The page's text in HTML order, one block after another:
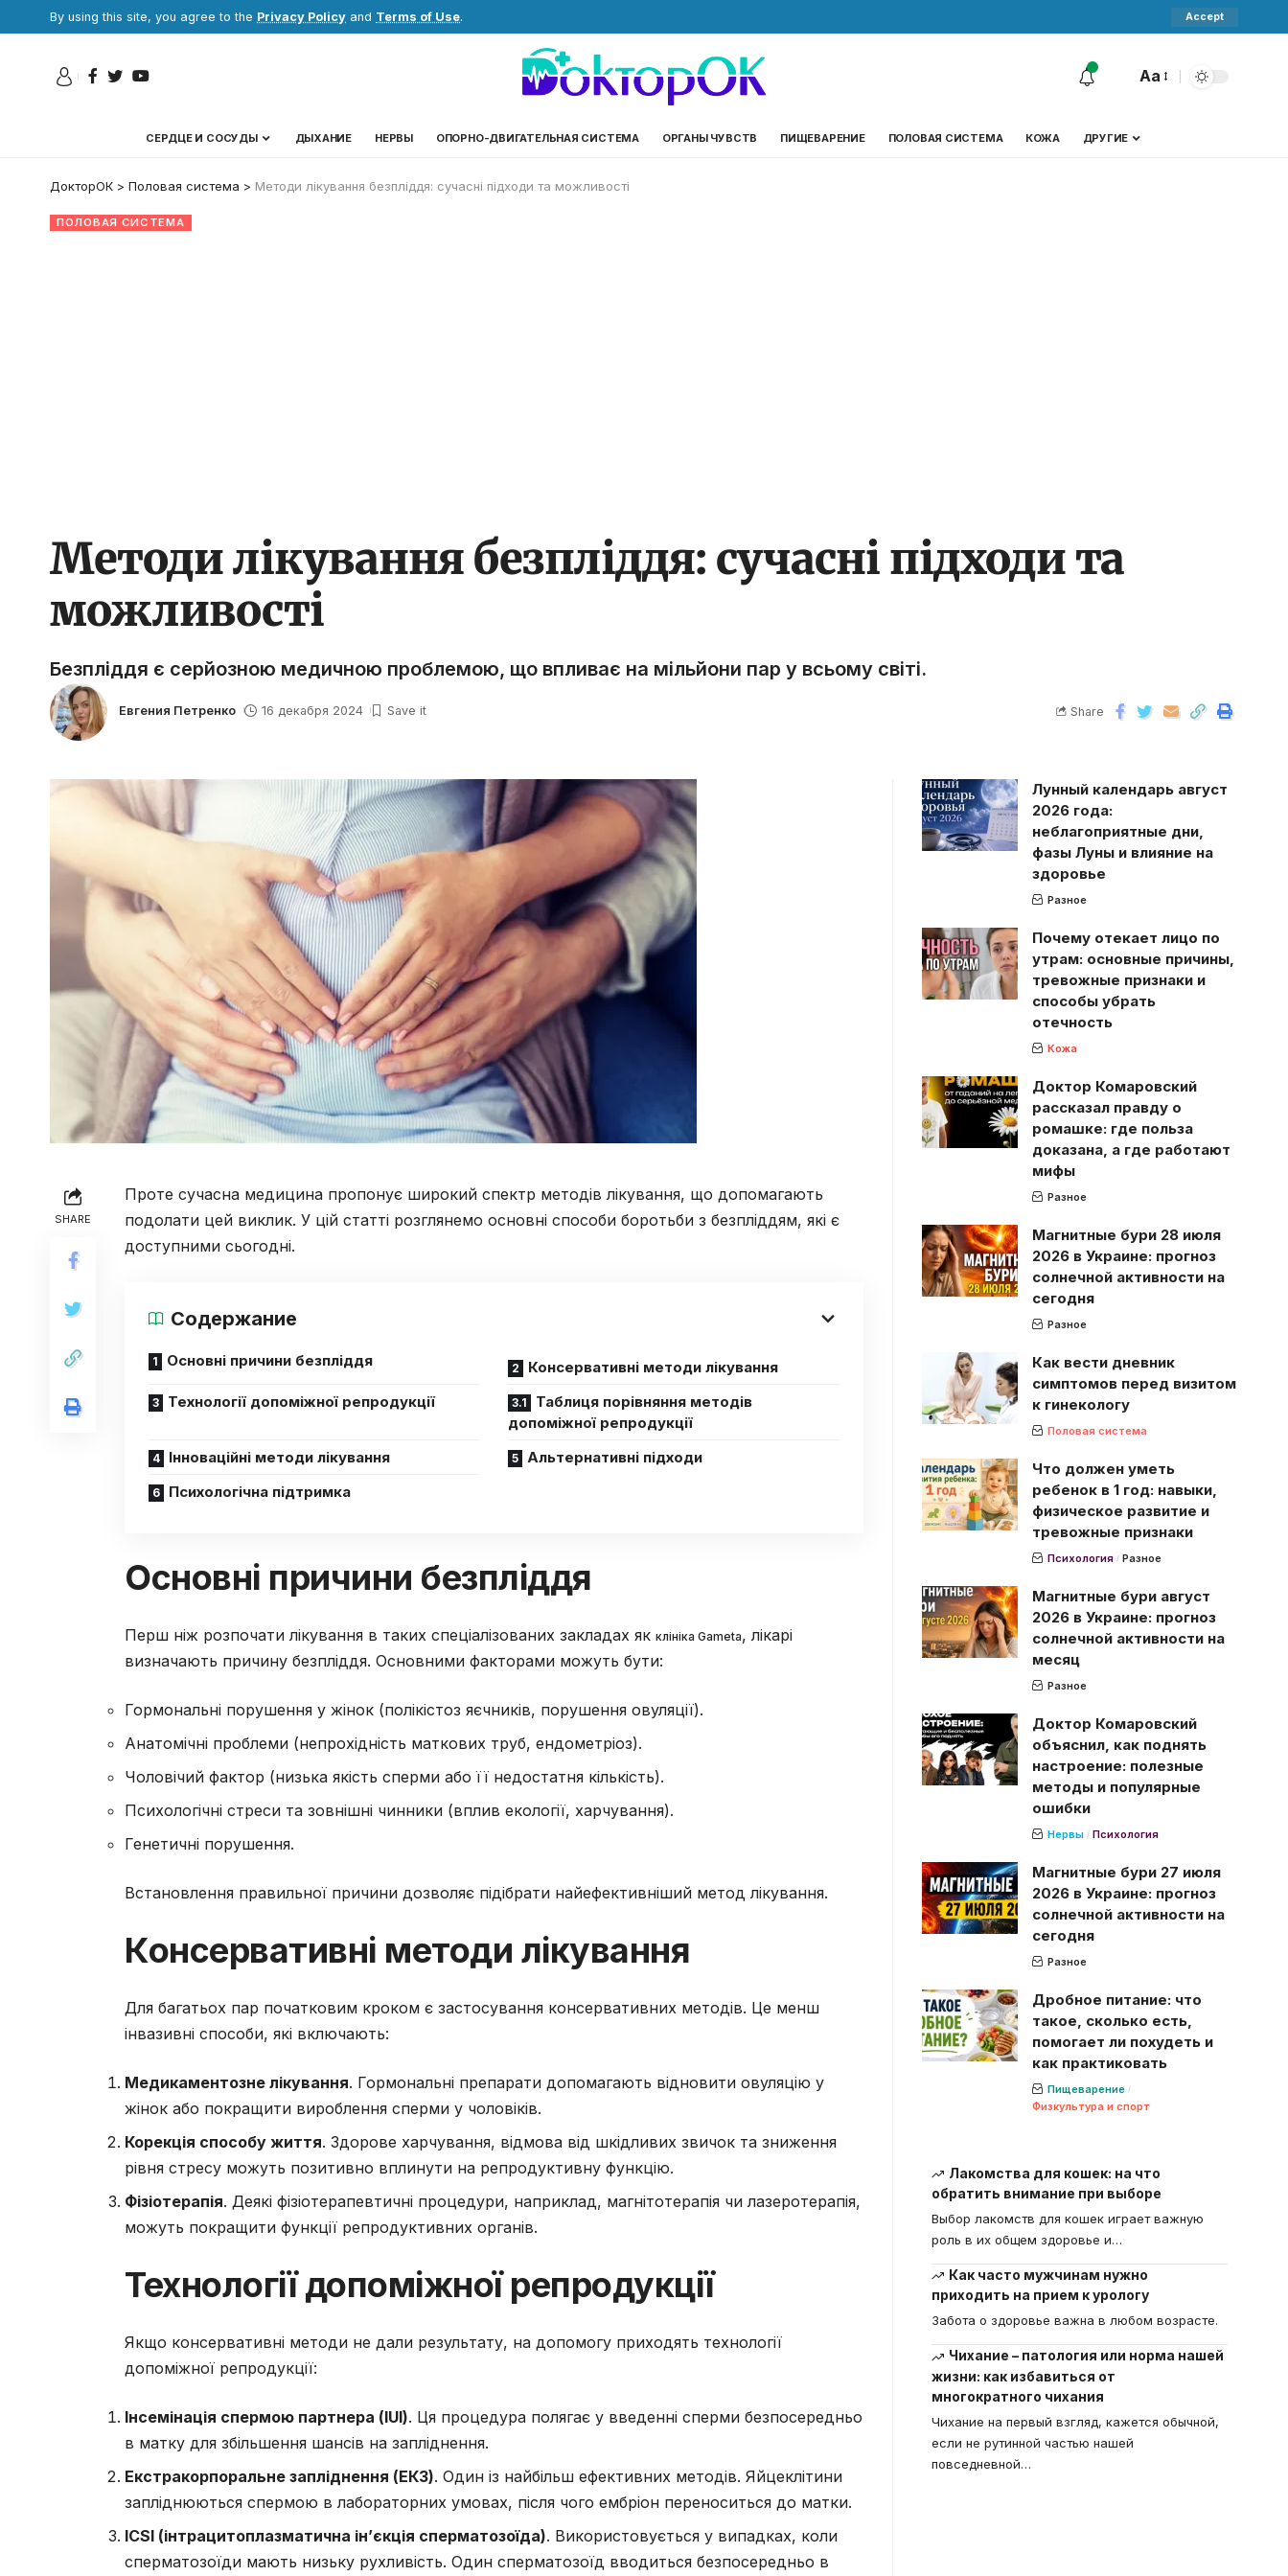
By using this site, you agree to the Privacy Policy and Terms of Use. Accept
Aa
СЕРДЦЕ И СОСУДЫ ДЫХАНИЕ НЕРВЫ ОПОРНО-ДВИГАТЕЛЬНАЯ СИСТЕМА ОРГАНЫ ЧУВСТВ ПИЩЕВАРЕНИЕ ПОЛОВАЯ СИСТЕМА КОЖА ДРУГИЕ
ДокторОК > Половая система > Методи лікування безпліддя: сучасні підходи та можливості
ПОЛОВАЯ СИСТЕМА
Методи лікування безпліддя: сучасні підходи та
можливості
Безпліддя є серйозною медичною проблемою, що впливає на мільйони пар у всьому світі.
Евгения Петренко 16 декабря 2024 Share
SHARE
Проте сучасна медицина пропонує широкий спектр методів лікування, що допомагають
подолати цей виклик. У цій статті розглянемо основні способи боротьби з безпліддям, які є
доступними сьогодні.
Содержание
Основні причини безпліддя
Консервативні методи лікування
Технології допоміжної репродукції
Таблиця порівняння методів
допоміжної репродукції
Інноваційні методи лікування
Альтернативні підходи
Психологічна підтримка
Основні причини безпліддя
Перш ніж розпочати лікування в таких спеціалізованих закладах як клініка Gameta, лікарі
визначають причину безпліддя. Основними факторами можуть бути:
Гормональні порушення у жінок (полікістоз яєчників, порушення овуляції).
Анатомічні проблеми (непрохідність маткових труб, ендометріоз).
Чоловічий фактор (низька якість сперми або її недостатня кількість).
Психологічні стреси та зовнішні чинники (вплив екології, харчування).
Генетичні порушення.
Встановлення правильної причини дозволяє підібрати найефективніший метод лікування.
Консервативні методи лікування
Для багатьох пар початковим кроком є застосування консервативних методів. Це менш
інвазивні способи, які включають:
Медикаментозне лікування. Гормональні препарати допомагають відновити овуляцію у
жінок або покращити вироблення сперми у чоловіків.
Корекція способу життя. Здорове харчування, відмова від шкідливих звичок та зниження
рівня стресу можуть позитивно вплинути на репродуктивну функцію.
Фізіотерапія. Деякі фізіотерапевтичні процедури, наприклад, магнітотерапія чи лазеротерапія,
можуть покращити функції репродуктивних органів.
Технології допоміжної репродукції
Якщо консервативні методи не дали результату, на допомогу приходять технології
допоміжної репродукції:
Інсемінація спермою партнера (IUI). Ця процедура полягає у введенні сперми безпосередньо
в матку для збільшення шансів на запліднення.
Екстракорпоральне запліднення (ЕКЗ). Один із найбільш ефективних методів. Яйцеклітини
запліднюються спермою в лабораторних умовах, після чого ембріон переноситься до матки.
ICSI (інтрацитоплазматична ін’єкція сперматозоїда). Використовується у випадках, коли
сперматозоїди мають низьку рухливість. Один сперматозоїд вводиться безпосередньо в
Лунный календарь август
2026 года:
неблагоприятные дни,
фазы Луны и влияние на
здоровье
Разное
Почему отекает лицо по
утрам: основные причины,
тревожные признаки и
способы убрать
отечность
Кожа
Доктор Комаровский
рассказал правду о
ромашке: где польза
доказана, а где работают
мифы
Разное
Магнитные бури 28 июля
2026 в Украине: прогноз
солнечной активности на
сегодня
Разное
Как вести дневник
симптомов перед визитом
к гинекологу
Половая система
Что должен уметь
ребенок в 1 год: навыки,
физическое развитие и
тревожные признаки
Психология Разное
Магнитные бури август
2026 в Украине: прогноз
солнечной активности на
месяц
Разное
Доктор Комаровский
объяснил, как поднять
настроение: полезные
методы и популярные
ошибки
Нервы Психология
Магнитные бури 27 июля
2026 в Украине: прогноз
солнечной активности на
сегодня
Разное
Дробное питание: что
такое, сколько есть,
помогает ли похудеть и
как практиковать
Пищеварение
Физкультура и спорт
Лакомства для кошек: на что
обратить внимание при выборе
Выбор лакомств для кошек играет важную
роль в их общем здоровье и…
Как часто мужчинам нужно
приходить на прием к урологу
Забота о здоровье важна в любом возрасте.
Чихание – патология или норма нашей
жизни: как избавиться от
многократного чихания
Чихание на первый взгляд, кажется обычной,
если не рутинной частью нашей
повседневной…